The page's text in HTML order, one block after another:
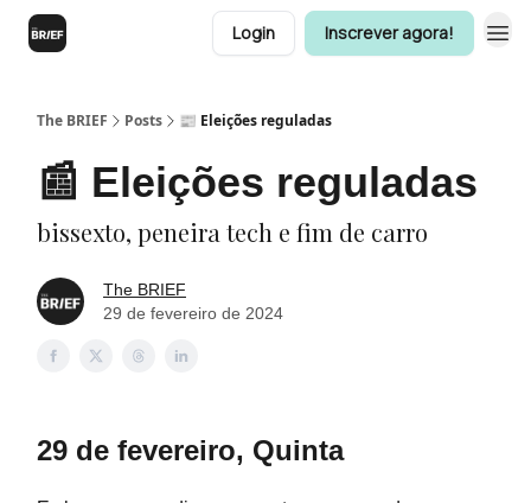
Login Inscrever agora!
The BRIEF Posts 📰 Eleições reguladas
📰 Eleições reguladas
bissexto, peneira tech e fim de carro
The BRIEF
29 de fevereiro de 2024
29 de fevereiro, Quinta